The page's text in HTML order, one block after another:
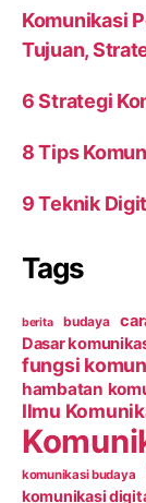
Komunikasi
Tujuan,
6 Strategi
8 Tips
9 Teknik
Tags
berita budaya
Dasar
fungsi
hambatan
Ilmu
komunikasi budaya
komunikasi